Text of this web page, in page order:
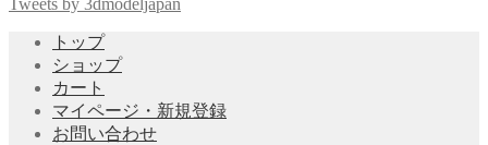
対
Tweets by 3dmodeljapan
トップ
ショップ
カート
マイページ・新規登録
お問い合わせ